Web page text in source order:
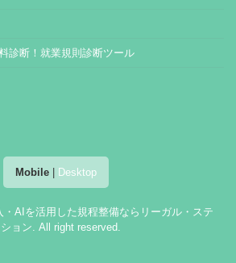
診断！就業規則診断ツール
Mobile| Desktop
・AIを活用した規程整備ならリーガル・ステ
ョン. All right reserved.